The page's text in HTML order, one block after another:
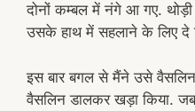
दोनों कम्बल में नंगे आ गए.
उसके हाथ में सहलाने के लिए दे
इस बार बगल से मैंने उसे
वैसलिन डालकर खड़ा किया. जब